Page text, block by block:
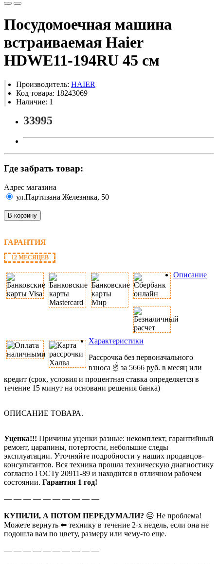
Посудомоечная машина
встраиваемая Haier
HDWE11-194RU 45 см
Производитель: HAIER
Код товара: 18243069
Наличие: 1
33995
Где забрать товар:
Адрес магазина
ул.Партизана Железняка, 50
В корзину
ГАРАНТИЯ
12 МЕСЯЦЕВ
Описание
Характеристики
Рассрочка без первоначального
взноса ☝ за 5666 руб. в месяц или
кредит (срок, условия и процентная ставка определяется в
течение 15 минут на основани решения банка)
ОПИСАНИЕ ТОВАРА.
Уценка!!! Причины уценки разные: некомплект, гарантийный
ремонт, царапины, потертости, небольшие следы
эксплуатации. Уточняйте подробности у наших продавцов-
консультантов. Вся техника прошла техническую диагностику
согласно ГОСТу 20911-89 и находится в отличном рабочем
состоянии. Гарантия 1 год!
— — — — — — — — — —
КУПИЛИ, А ПОТОМ ПЕРЕДУМАЛИ? 😐 Не проблема!
Можете вернуть ⬅ технику в течение 2-х недель, если она не
подошла вам по цвету, размеру или чему-то еще.
— — — — — — — — — —